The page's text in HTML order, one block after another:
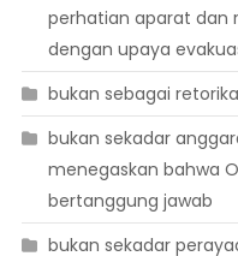
perhatian aparat dan
dengan upaya
bukan sebagai
bukan sekadar
menegaskan bahwa
bertanggung jawab
bukan sekadar